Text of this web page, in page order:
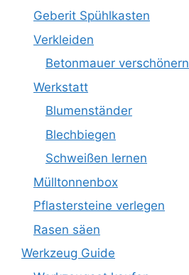
Geberit Spühlkasten
Verkleiden
Betonmauer verschönern
Werkstatt
Blumenständer
Blechbiegen
Schweißen lernen
Mülltonnenbox
Pflastersteine verlegen
Rasen säen
Werkzeug Guide